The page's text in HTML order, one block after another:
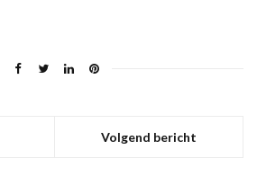
Volgend bericht